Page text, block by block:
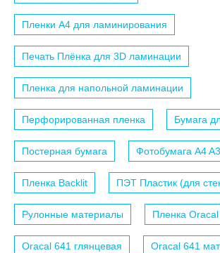
Пленки A4 для ламинирования
Печать Плёнка для 3D ламинации
Пленка для напольной ламинации
Перфорированная пленка Бумага
Постерная бумага Фотобумага A4 A3
Пленка Backlit ПЭТ Пластик (для
Рулонные материалы Пленка
Oracal 641 глянцевая Oracal 641